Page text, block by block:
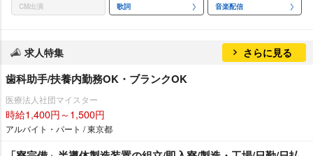
CM出演 歌詞 音楽配信
求人特集 さらに見る
歯科助手/扶養内勤務OK・ブランクOK
医療法人社団マイスター
時給1,400円～1,500円
アルバイト・パート / 東京都